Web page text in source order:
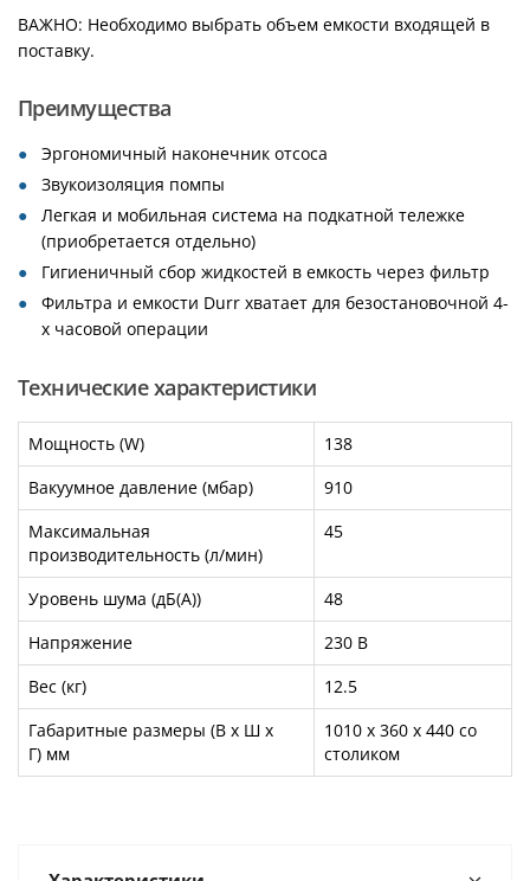
ВАЖНО: Необходимо выбрать объем емкости входящей в
поставку.
Преимущества
Эргономичный наконечник отсоса
Звукоизоляция помпы
Легкая и мобильная система на подкатной тележке
(приобретается отдельно)
Гигиеничный сбор жидкостей в емкость через фильтр
Фильтра и емкости Durr хватает для безостановочной 4-
х часовой операции
Технические характеристики
Мощность (W)
138
Вакуумное давление (мбар)
910
Максимальная
производительность (л/мин)
45
Уровень шума (дБ(A))
48
Напряжение
230 В
Вес (кг)
12.5
Габаритные размеры (В x Ш x
Г) мм
1010 x 360 x 440 со
столиком